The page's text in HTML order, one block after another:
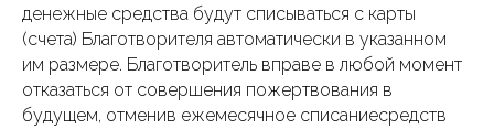
денежные средства будут списываться с карты
(счета) Благотворителя автоматически в указанном
им размере. Благотворитель вправе в любой момент
отказаться от совершения пожертвования в
будущем, отменив ежемесячное списаниесредств